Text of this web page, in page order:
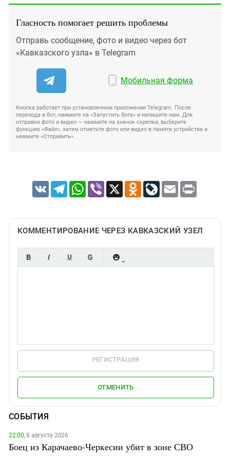
Гласность помогает решить проблемы
Отправь сообщение, фото и видео через бот
«Кавказского узла» в Telegram
Мобильная форма
Кнопка работает при установленном приложении Telegram. После
перехода в бот, нажмите на «Запустить бота» и напишите нам. Для
отправки фото и видео — нажмите на значок скрепки, выберите
функцию «Файл», затем отметьте фото или видео в памяти устройства и
нажмите «Отправить».
VK TelegramWhatsApp
Viber X Odnoklassniki
LiveJournal
Email Print
КОММЕНТИРОВАНИЕ ЧЕРЕЗ КАВКАЗСКИЙ УЗЕЛ
РЕГИСТРАЦИЯ
ОТМЕНИТЬ
СОБЫТИЯ
22:00,8 августа 2026
Боец из Карачаево-Черкесии убит в зоне СВО